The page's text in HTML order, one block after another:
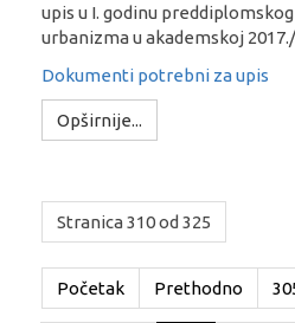
upis u I. godinu
urbanizma u akademskoj
Dokumenti potrebni za upis
Opširnije...
Stranica 310 od 325
Početak Prethodno